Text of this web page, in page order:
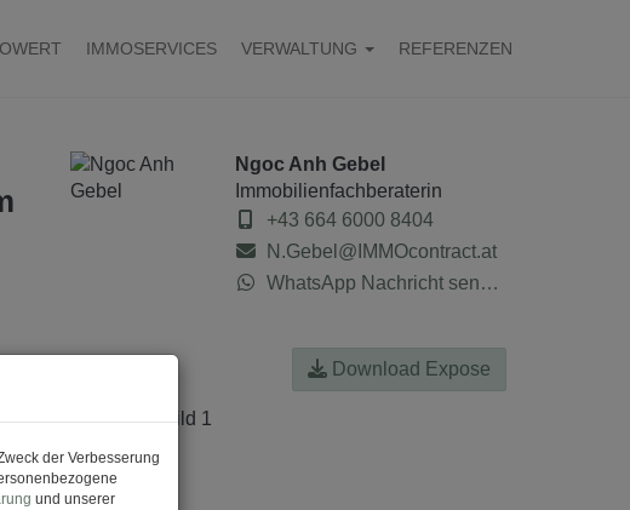
IMMOSERVICES VERWALTUNG REFERENZEN
Ngoc Anh Gebel
Immobilienfachberaterin
+43 664 6000 8404
N.Gebel@IMMOcontract.at
WhatsApp Nachricht senden
Download Expose
der Verbesserung
und unserer